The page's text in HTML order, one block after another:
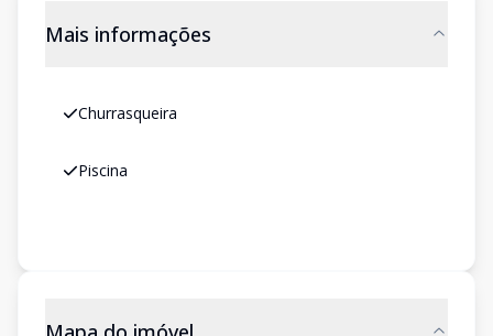
Mais informações
Churrasqueira
Piscina